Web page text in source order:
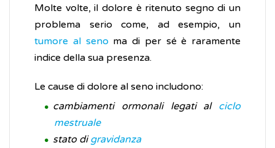
Molte volte, il dolore è ritenuto segno di un
problema serio come, ad esempio, un
tumore al seno ma di per sé è raramente
indice della sua presenza.
Le cause di dolore al seno includono:
cambiamenti ormonali legati al ciclo
mestruale
stato digravidanza